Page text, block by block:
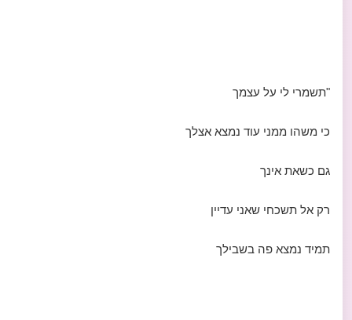
‏"תשמרי לי על עצמך
כי משהו ממני עוד נמצא אצלך
גם כשאת אינך
רק אל תשכחי שאני עדיין
תמיד נמצא פה בשבילך